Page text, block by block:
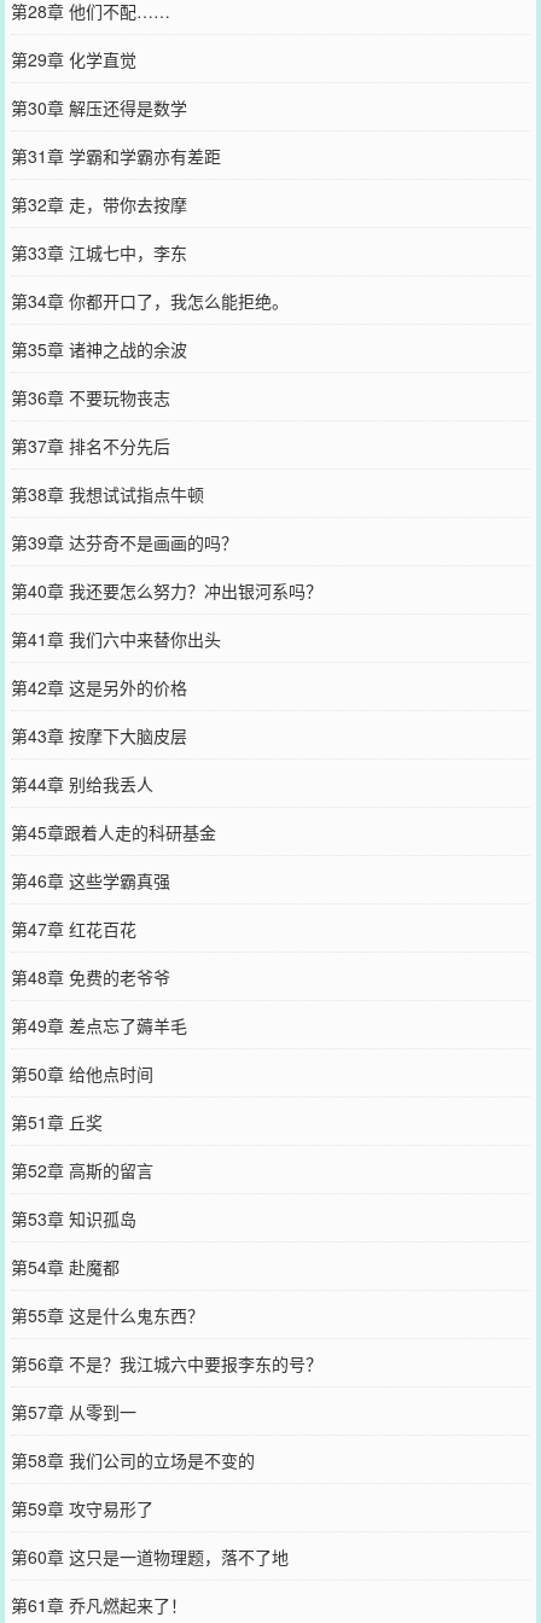
第28章 他们不配……
第29章 化学直觉
第30章 解压还得是数学
第31章 学霸和学霸亦有差距
第32章 走，带你去按摩
第33章 江城七中，李东
第34章 你都开口了，我怎么能拒绝。
第35章 诸神之战的余波
第36章 不要玩物丧志
第37章 排名不分先后
第38章 我想试试指点牛顿
第39章 达芬奇不是画画的吗？
第40章 我还要怎么努力？冲出银河系吗？
第41章 我们六中来替你出头
第42章 这是另外的价格
第43章 按摩下大脑皮层
第44章 别给我丢人
第45章跟着人走的科研基金
第46章 这些学霸真强
第47章 红花百花
第48章 免费的老爷爷
第49章 差点忘了薅羊毛
第50章 给他点时间
第51章 丘奖
第52章 高斯的留言
第53章 知识孤岛
第54章 赴魔都
第55章 这是什么鬼东西？
第56章 不是？我江城六中要报李东的号？
第57章 从零到一
第58章 我们公司的立场是不变的
第59章 攻守易形了
第60章 这只是一道物理题，落不了地
第61章 乔凡燃起来了！